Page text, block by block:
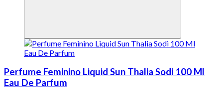
Perfume Feminino Liquid Sun Thalia Sodi 100 Ml
Eau De Parfum